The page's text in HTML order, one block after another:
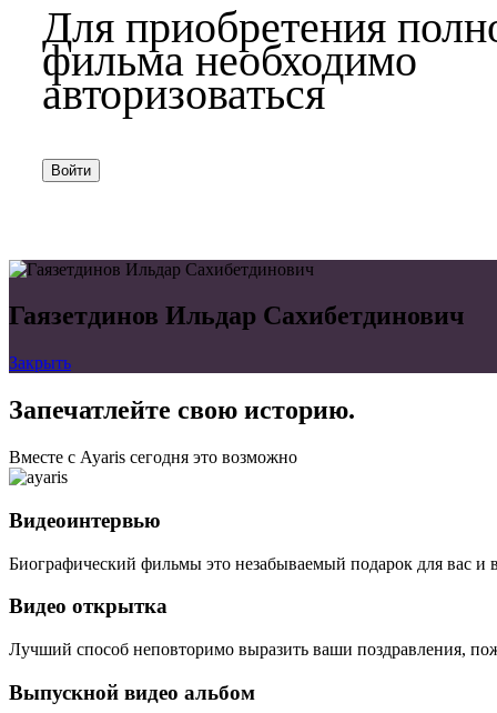
Для приобретения
фильма необходимо
авторизоваться
Войти
Гаязетдинов Ильдар Сахибетдинович
Закрыть
Запечатлейте свою историю.
Вместе с Ayaris сегодня это возможно
Видеоинтервью
Биографический фильмы это незабываемый подарок для вас и
Видео открытка
Лучший способ неповторимо выразить ваши поздравления,
Выпускной видео альбом